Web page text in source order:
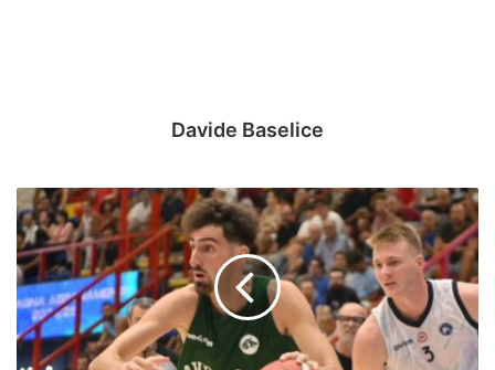
Davide Baselice
Riscatto
Avellino
Basket:
battuta
Napoli
al
PaladelMauro